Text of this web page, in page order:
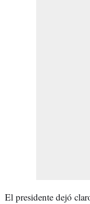
El presidente dejó